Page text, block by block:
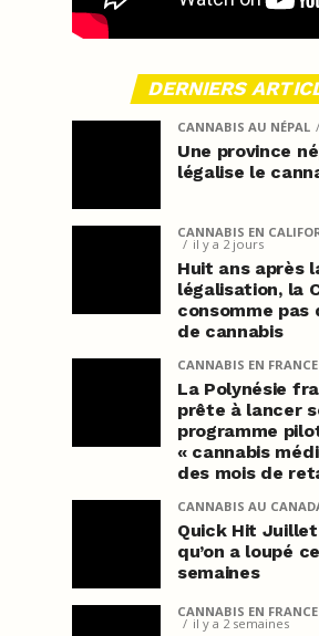
DERNIERS
CANNABIS AU NÉPAL
Une province
légalise le
CANNABIS EN
il y a 2 jours
Huit ans après
légalisation, la
consomme pas
de cannabis
CANNABIS EN FRANCE
La Polynésie
prête à lancer
programme
« cannabis
des mois de
CANNABIS AU
Quick Hit
qu’on a loupé
semaines
CANNABIS EN FRANCE
il y a 2 semaines